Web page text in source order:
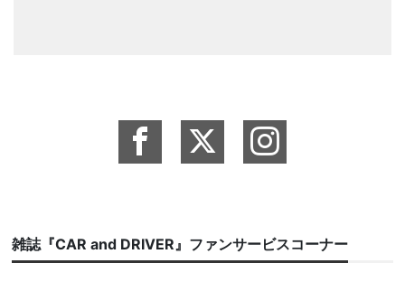
雑誌『CAR and DRIVER』ファンサービスコーナー